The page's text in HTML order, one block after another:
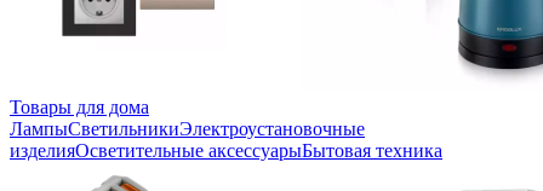
Товары для дома
ЛампыСветильникиЭлектроустановочные
изделияОсветительные аксессуарыБытовая техника